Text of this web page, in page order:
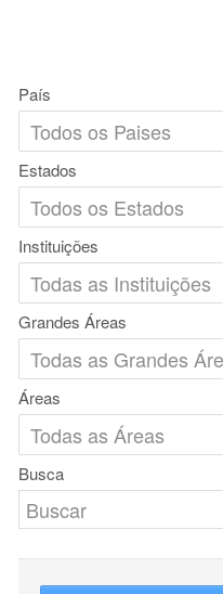
País
Estados
Instituições
Grandes Áreas
Áreas
Busca